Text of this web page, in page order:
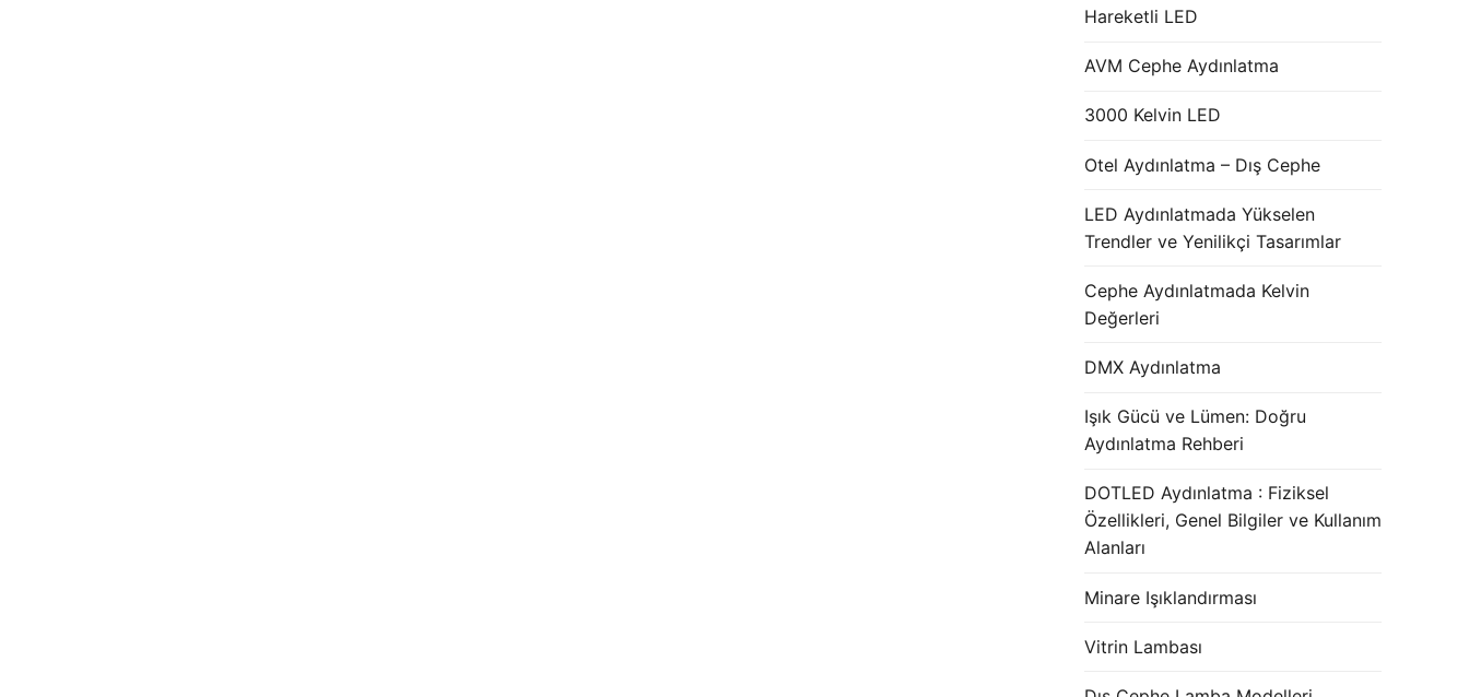
Hareketli LED
AVM Cephe Aydınlatma
3000 Kelvin LED
Otel Aydınlatma – Dış Cephe
LED Aydınlatmada Yükselen
Trendler ve Yenilikçi Tasarımlar
Cephe Aydınlatmada Kelvin
Değerleri
DMX Aydınlatma
Işık Gücü ve Lümen: Doğru
Aydınlatma Rehberi
DOTLED Aydınlatma : Fiziksel
Özellikleri, Genel Bilgiler ve Kullanım
Alanları
Minare Işıklandırması
Vitrin Lambası